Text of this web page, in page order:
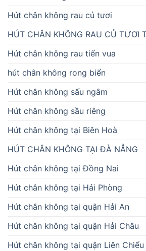
Hút chân không rau củ tươi
HÚT CHÂN KHÔNG RAU CỦ TƯƠI
Hút chân không rau tiến vua
hút chân không rong biển
Hút chân không sấu ngâm
Hút chân không sầu riêng
Hút chân không tại Biên Hoà
HÚT CHÂN KHÔNG TẠI ĐÀ NẴNG
Hút chân không tại Đồng Nai
Hút chân không tại Hải Phòng
Hút chân không tại quận Hải An
Hút chân không tại quận Hải Châu
Hút chân không tại quận Liên Chiểu